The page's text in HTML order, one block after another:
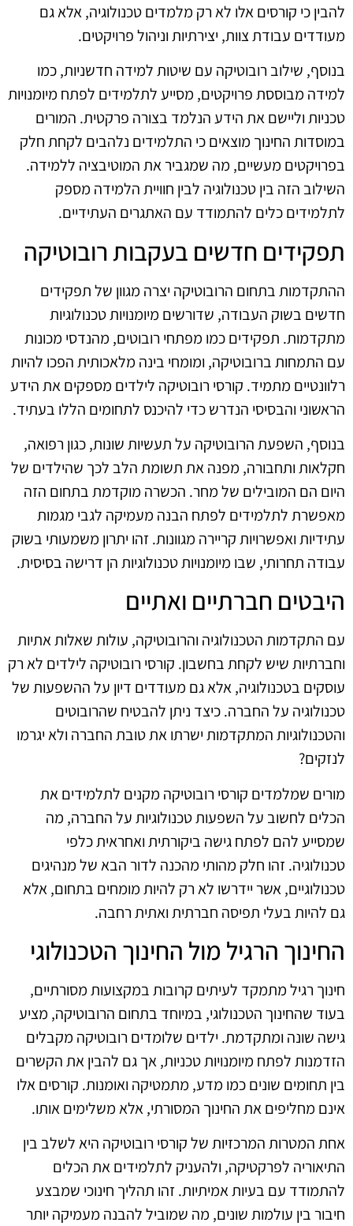
להבין כי קורסים אלו לא רק מלמדים טכנולוגיה, אלא גם
מעודדים עבודת צוות, יצירתיות וניהול פרויקטים.
בנוסף, שילוב רובוטיקה עם שיטות למידה חדשניות, כמו
למידה מבוססת פרויקטים, מסייע לתלמידים לפתח מיומנויות
טכניות וליישם את הידע הנלמד בצורה פרקטית. המורים
במוסדות החינוך מוצאים כי התלמידים נלהבים לקחת חלק
בפרויקטים מעשיים, מה שמגביר את המוטיבציה ללמידה.
השילוב הזה בין טכנולוגיה לבין חוויית הלמידה מספק
לתלמידים כלים להתמודד עם האתגרים העתידיים.
תפקידים חדשים בעקבות רובוטיקה
ההתקדמות בתחום הרובוטיקה יצרה מגוון של תפקידים
חדשים בשוק העבודה, שדורשים מיומנויות טכנולוגיות
מתקדמות. תפקידים כמו מפתחי רובוטים, מהנדסי מכונות
עם התמחות ברובוטיקה, ומומחי בינה מלאכותית הפכו להיות
רלוונטיים מתמיד. קורסי רובוטיקה לילדים מספקים את הידע
הראשוני והבסיסי הנדרש כדי להיכנס לתחומים הללו בעתיד.
בנוסף, השפעת הרובוטיקה על תעשיות שונות, כגון רפואה,
חקלאות ותחבורה, מפנה את תשומת הלב לכך שהילדים של
היום הם המובילים של מחר. הכשרה מוקדמת בתחום הזה
מאפשרת לתלמידים לפתח הבנה מעמיקה לגבי מגמות
עתידיות ואפשרויות קריירה מגוונות. זהו יתרון משמעותי בשוק
עבודה תחרותי, שבו מיומנויות טכנולוגיות הן דרישה בסיסית.
היבטים חברתיים ואתיים
עם התקדמות הטכנולוגיה והרובוטיקה, עולות שאלות אתיות
וחברתיות שיש לקחת בחשבון. קורסי רובוטיקה לילדים לא רק
עוסקים בטכנולוגיה, אלא גם מעודדים דיון על ההשפעות של
טכנולוגיה על החברה. כיצד ניתן להבטיח שהרובוטים
והטכנולוגיות המתקדמות ישרתו את טובת החברה ולא יגרמו
לנזקים?
מורים שמלמדים קורסי רובוטיקה מקנים לתלמידים את
הכלים לחשוב על השפעות טכנולוגיות על החברה, מה
שמסייע להם לפתח גישה ביקורתית ואחראית כלפי
טכנולוגיה. זהו חלק מהותי מהכנה לדור הבא של מנהיגים
טכנולוגיים, אשר יידרשו לא רק להיות מומחים בתחום, אלא
גם להיות בעלי תפיסה חברתית ואתית רחבה.
החינוך הרגיל מול החינוך הטכנולוגי
חינוך רגיל מתמקד לעיתים קרובות במקצועות מסורתיים,
בעוד שהחינוך הטכנולוגי, במיוחד בתחום הרובוטיקה, מציע
גישה שונה ומתקדמת. ילדים שלומדים רובוטיקה מקבלים
הזדמנות לפתח מיומנויות טכניות, אך גם להבין את הקשרים
בין תחומים שונים כמו מדע, מתמטיקה ואומנות. קורסים אלו
אינם מחליפים את החינוך המסורתי, אלא משלימים אותו.
אחת המטרות המרכזיות של קורסי רובוטיקה היא לשלב בין
התיאוריה לפרקטיקה, ולהעניק לתלמידים את הכלים
להתמודד עם בעיות אמיתיות. זהו תהליך חינוכי שמבצע
חיבור בין עולמות שונים, מה שמוביל להבנה מעמיקה יותר